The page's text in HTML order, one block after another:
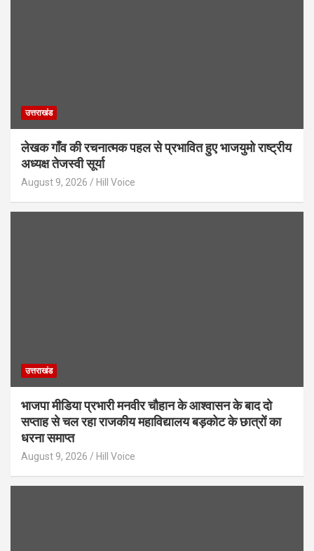
उत्तराखंड
लेखक गाँव की रचनात्मक पहल से प्रभावित हुए भाजयुमो राष्ट्रीय
अध्यक्ष तेजस्वी सूर्या
August 9, 2026 Hill Voice
उत्तराखंड
भाजपा मीडिया प्रभारी मनवीर चौहान के आश्वासन के बाद दो
सप्ताह से चल रहा राजकीय महाविद्यालय बड़कोट के छात्रों का
धरना समाप्त
August 9, 2026 Hill Voice